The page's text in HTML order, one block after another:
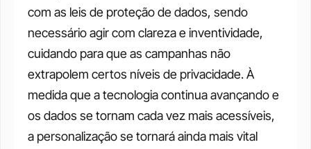
com as leis de proteção de dados, sendo
necessário agir com clareza e inventividade,
cuidando para que as campanhas não
extrapolem certos níveis de privacidade. À
medida que a tecnologia continua avançando e
os dados se tornam cada vez mais acessíveis,
a personalização se tornará ainda mais vital